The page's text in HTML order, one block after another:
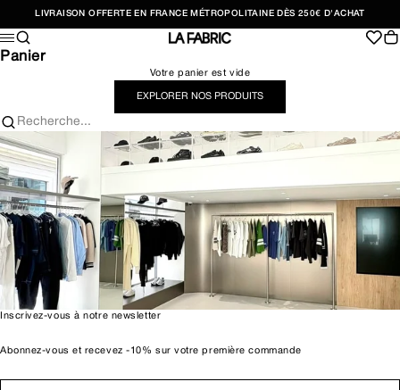
LIVRAISON OFFERTE EN FRANCE MÉTROPOLITAINE DÈS 250€ D'ACHAT
LA FABRIC SHOP
Menu
Recherche
Panier
Votre panier est vide
EXPLORER NOS PRODUITS
Recherche...
Inscrivez-vous à notre newsletter
Abonnez-vous et recevez -10% sur votre première commande